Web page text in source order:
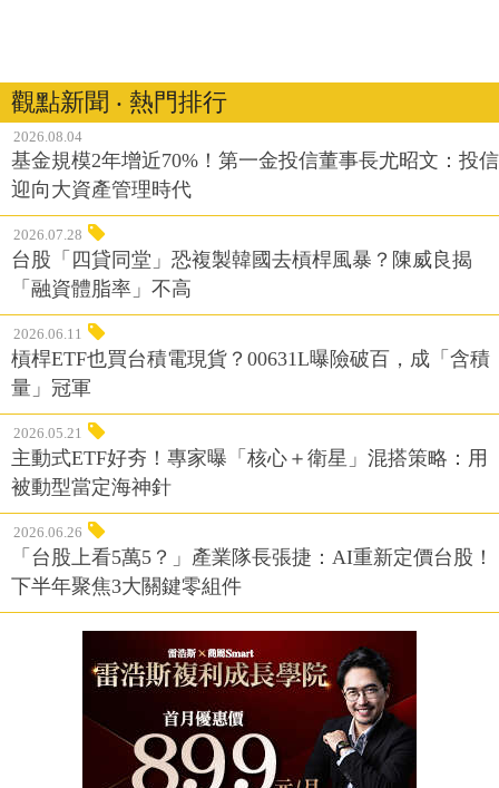
觀點新聞 ‧ 熱門排行
2026.08.04
基金規模2年增近70%！第一金投信董事長尤昭文：投信
迎向大資產管理時代
2026.07.28
台股「四貸同堂」恐複製韓國去槓桿風暴？陳威良揭
「融資體脂率」不高
2026.06.11
槓桿ETF也買台積電現貨？00631L曝險破百，成「含積
量」冠軍
2026.05.21
主動式ETF好夯！專家曝「核心＋衛星」混搭策略：用
被動型當定海神針
2026.06.26
「台股上看5萬5？」產業隊長張捷：AI重新定價台股！
下半年聚焦3大關鍵零組件